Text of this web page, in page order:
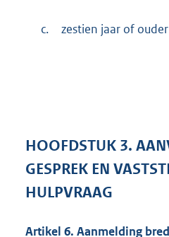
c. zestien jaar of
HOOFDSTUK 3.
GESPREK EN
HULPVRAAG
Artikel 6. Aanmelding